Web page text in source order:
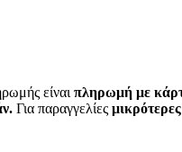
είναι πληρωμή με
Για παραγγελίες